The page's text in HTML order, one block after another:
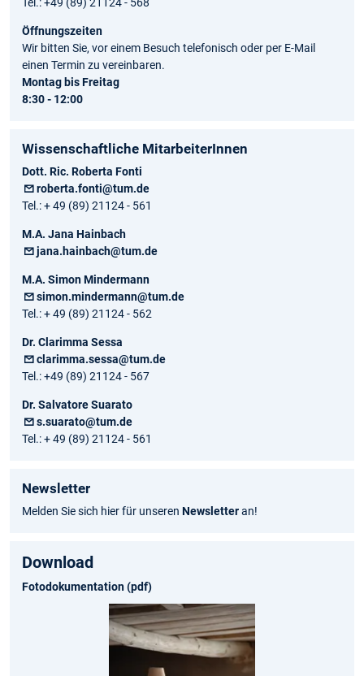
Öffnungszeiten
Wir bitten Sie, vor einem Besuch telefonisch oder per E-Mail
einen Termin zu vereinbaren.
Montag bis Freitag
8:30 - 12:00
Wissenschaftliche MitarbeiterInnen
Dott. Ric. Roberta Fonti
roberta.fonti@tum.de
Tel.: + 49 (89) 21124 - 561
M.A. Jana Hainbach
jana.hainbach@tum.de
M.A. Simon Mindermann
simon.mindermann@tum.de
Tel.: + 49 (89) 21124 - 562
Dr. Clarimma Sessa
clarimma.sessa@tum.de
Tel.: +49 (89) 21124 - 567
Dr. Salvatore Suarato
s.suarato@tum.de
Tel.: + 49 (89) 21124 - 561
Newsletter
Melden Sie sich hier für unseren Newsletteran!
Download
Fotodokumentation (pdf)